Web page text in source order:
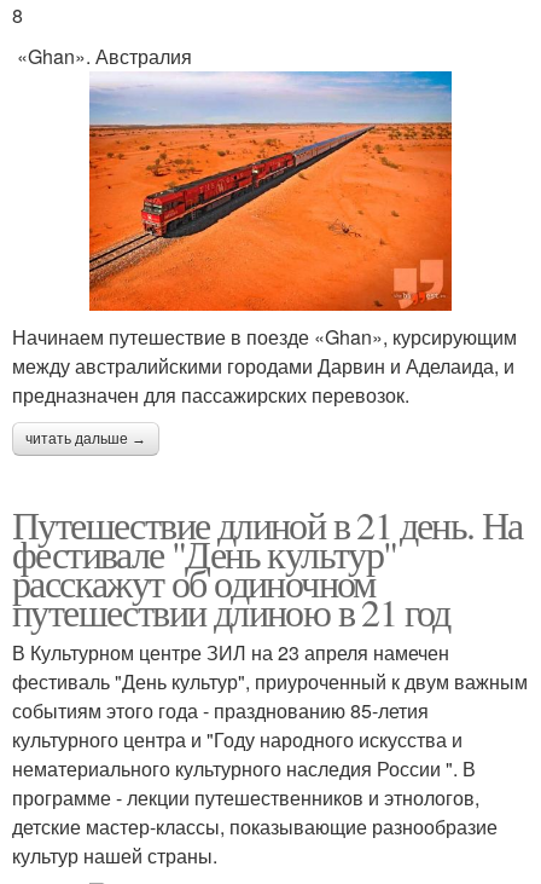
8
«Ghan». Австралия
Начинаем путешествие в поезде «Ghan», курсирующим
между австралийскими городами Дарвин и Аделаида, и
предназначен для пассажирских перевозок.
читать дальше →
Путешествие длиной в 21 день. На
фестивале "День культур"
расскажут об одиночном
путешествии длиною в 21 год
В Культурном центре ЗИЛ на 23 апреля намечен
фестиваль "День культур", приуроченный к двум важным
событиям этого года - празднованию 85-летия
культурного центра и "Году народного искусства и
нематериального культурного наследия России ". В
программе - лекции путешественников и этнологов,
детские мастер-классы, показывающие разнообразие
культур нашей страны.